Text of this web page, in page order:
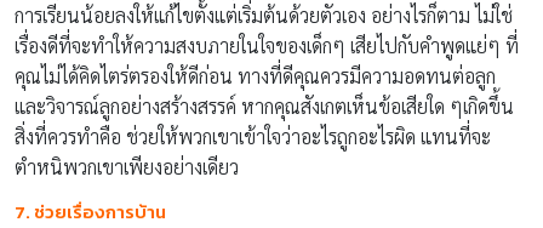
การเรียนน้อยลงให้แก้ไขตั้งแต่เริ่มต้นด้วยตัวเอง อย่างไรก็ตาม ไม่ใช่
เรื่องดีที่จะทำให้ความสงบภายในใจของเด็กๆ เสียไปกับคำพูดแย่ๆ ที่
คุณไม่ได้คิดไตร่ตรองให้ดีก่อน ทางที่ดีคุณควรมีความอดทนต่อลูก
และวิจารณ์ลูกอย่างสร้างสรรค์ หากคุณสังเกตเห็นข้อเสียใด ๆเกิดขึ้น
สิ่งที่ควรทำคือ ช่วยให้พวกเขาเข้าใจว่าอะไรถูกอะไรผิด แทนที่จะ
ตำหนิพวกเขาเพียงอย่างเดียว
7. ช่วยเรื่องการบ้าน